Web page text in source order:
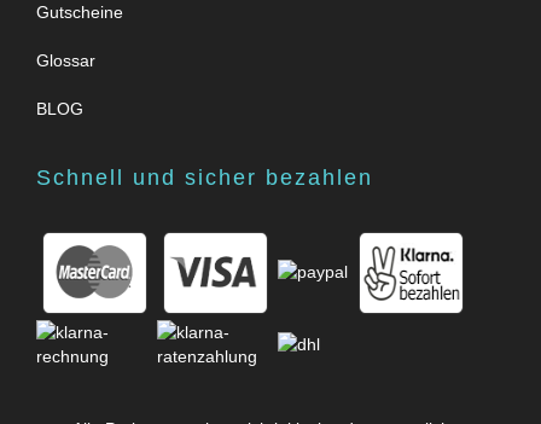
Gutscheine
Glossar
BLOG
Schnell und sicher bezahlen